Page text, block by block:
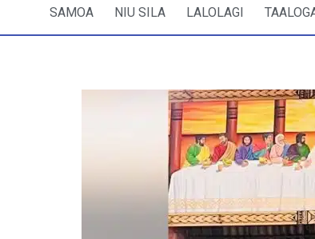
SAMOA NIU SILA LALOLAGI